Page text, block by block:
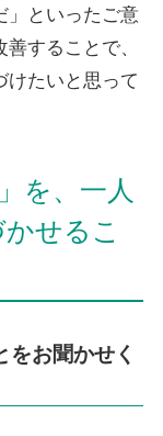
」といったご意
することで、
けたいと思って
を、一人
せるこ
お聞かせく